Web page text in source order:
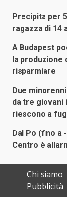
Precipita per
ragazza di 14
A Budapest
la
risparmiare
Due
da tre giovani
riescono a
Dal Po (fino a
Centro è
Chi siamo
Pubblicità